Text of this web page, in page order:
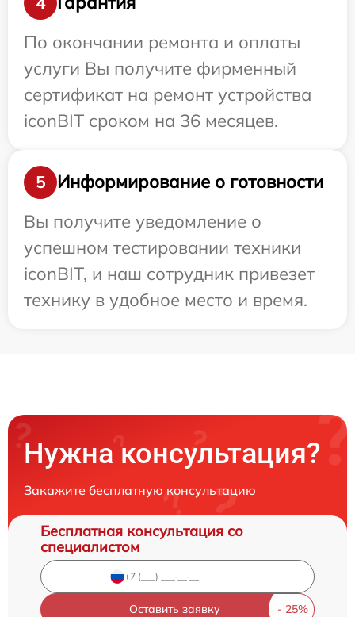
По окончании ремонта и оплаты
услуги Вы получите фирменный
сертификат на ремонт устройства
iconBIT сроком на 36 месяцев.
5
Информирование о готовности
Вы получите уведомление о
успешном тестировании техники
iconBIT, и наш сотрудник привезет
технику в удобное место и время.
Нужна консультация?
Закажите бесплатную консультацию
Бесплатная консультация со
специалистом
Оставить заявку